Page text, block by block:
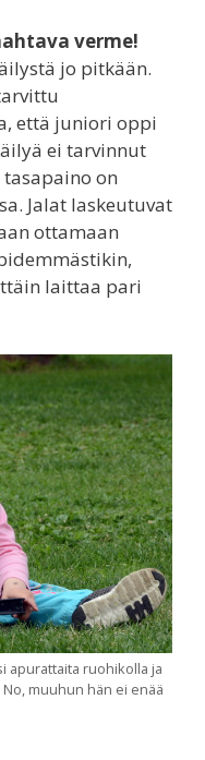
verme!
jo pitkään.
että juniori oppi
ei tarvinnut
on
Jalat laskeutuvat
ottamaan
laittaa pari
apurattaita ruohikolla ja
muuhun hän ei enää